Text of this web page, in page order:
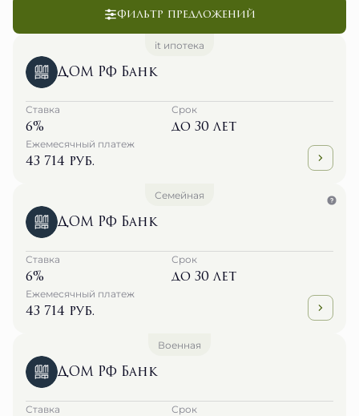
Фильтр предложений
it ипотека
ДОМ РФ Банк
Ставка
6%
Срок
до 30 лет
Ежемесячный платеж
43 714 руб.
Семейная
ДОМ РФ Банк
Ставка
6%
Срок
до 30 лет
Ежемесячный платеж
43 714 руб.
Военная
ДОМ РФ Банк
Ставка Срок